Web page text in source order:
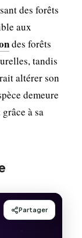
des forêts
aux
des forêts
tandis
altérer son
demeure
à sa